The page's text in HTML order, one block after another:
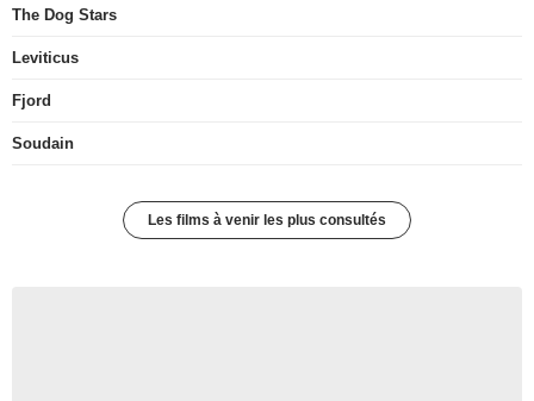
The Dog Stars
Leviticus
Fjord
Soudain
Les films à venir les plus consultés